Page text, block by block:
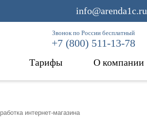
info@arenda1c.ru
Звонок по России бесплатный
+7 (800) 511-13-78
Тарифы О компании
интернет-магазина